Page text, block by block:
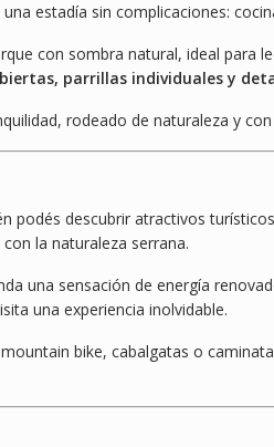
estadía sin complicaciones:
con sombra natural, ideal
parrillas individuales y
rodeado de naturaleza y
podés descubrir atractivos
la naturaleza serrana.
una sensación de energía
una experiencia inolvidable.
bike, cabalgatas o